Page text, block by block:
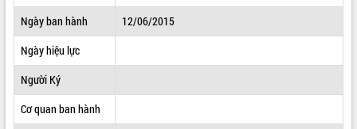
SỞ, BAN, NGÀNH
THÔNG TIN CHỈ ĐẠO ĐIỀU HÀNH
HỆ THỐNG VĂN BẢN
Ngày ban hành
12/06/2015
Ngày hiệu lực
Người Ký
Cơ quan ban hành